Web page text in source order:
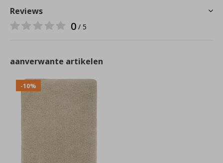
Reviews
0 / 5
aanverwante artikelen
-10%